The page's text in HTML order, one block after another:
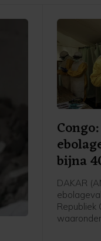
bijna
DAKAR
Republiek